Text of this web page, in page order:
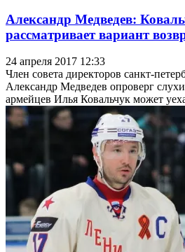
Александр Медведев:
рассматривает вариант
24 апреля 2017 12:33
Член совета директоров санкт-
Александр Медведев опроверг
армейцев Илья Ковальчук может